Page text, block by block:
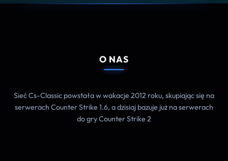
O NAS
Sieć Cs-Classic powstała w wakacje 2012 roku, skupiając się na
serwerach Counter Strike 1.6, a dzisiaj bazuje już na serwerach
do gry Counter Strike 2